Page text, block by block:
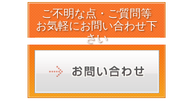
ご不明な点・ご質問等
お気軽にお問い合わせ下
さい